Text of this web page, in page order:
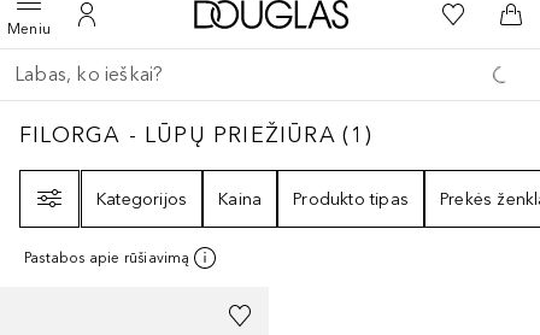
MeniuAtidaryti meniuĮ mano paskyrą
Į Douglas pagrindinį
Į mano
Į
Grįžk atgal
Vykdykite paiešką
FILORGA - LŪPŲ PRIEŽIŪRA 1
FILORGA - LŪPŲ PRIEŽIŪRA (1 )
Kategorijos
Kaina Produkto tipas Prekės
Pastabos apie rūšiavimą